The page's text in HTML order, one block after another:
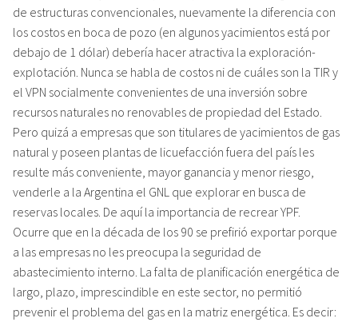
de estructuras convencionales, nuevamente la diferencia con
los costos en boca de pozo (en algunos yacimientos está por
debajo de 1 dólar) debería hacer atractiva la exploración-
explotación. Nunca se habla de costos ni de cuáles son la TIR y
el VPN socialmente convenientes de una inversión sobre
recursos naturales no renovables de propiedad del Estado.
Pero quizá a empresas que son titulares de yacimientos de gas
natural y poseen plantas de licuefacción fuera del país les
resulte más conveniente, mayor ganancia y menor riesgo,
venderle a la Argentina el GNL que explorar en busca de
reservas locales. De aquí la importancia de recrear YPF.
Ocurre que en la década de los 90 se prefirió exportar porque
a las empresas no les preocupa la seguridad de
abastecimiento interno. La falta de planificación energética de
largo, plazo, imprescindible en este sector, no permitió
prevenir el problema del gas en la matriz energética. Es decir: